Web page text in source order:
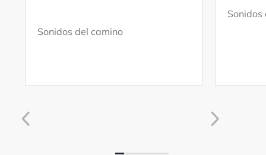
Sonidos del camino
Sonidos